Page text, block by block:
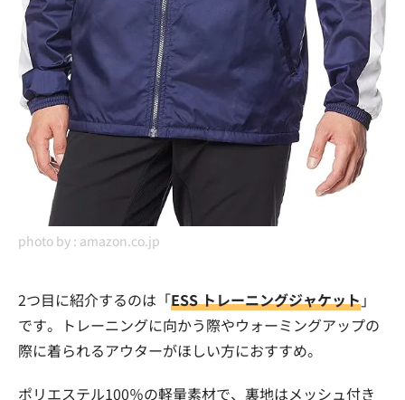
photo by : amazon.co.jp
2つ目に紹介するのは「ESS トレーニングジャケット」
です。トレーニングに向かう際やウォーミングアップの
際に着られるアウターがほしい方におすすめ。
ポリエステル100％の軽量素材で、裏地はメッシュ付き